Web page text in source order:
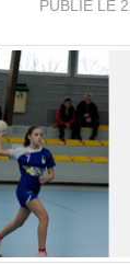
PUBLIÉ LE